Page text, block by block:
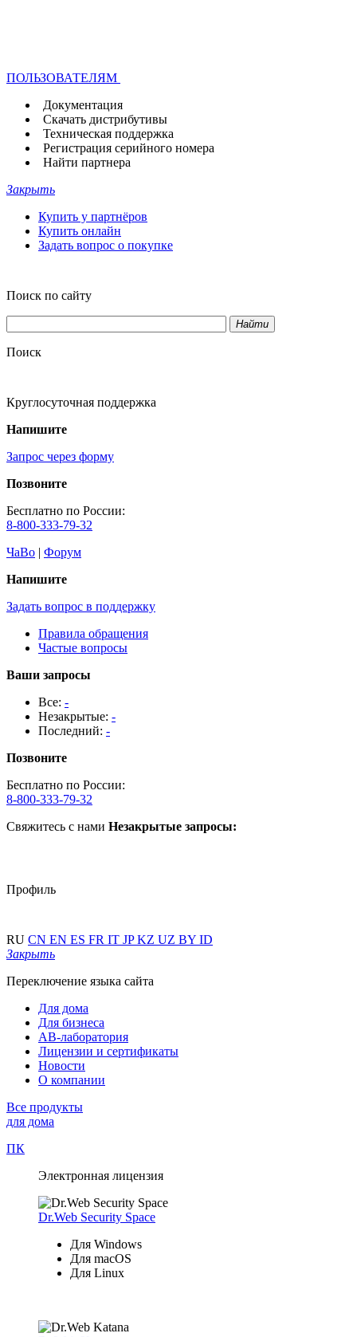
ПОЛЬЗОВАТЕЛЯМ
Документация
Скачать дистрибутивы
Техническая поддержка
Регистрация серийного номера
Найти партнера
Закрыть
Купить у партнёров
Купить онлайн
Задать вопрос о покупке
Поиск по сайту
Найти
Поиск
Круглосуточная поддержка
Напишите
Запрос через форму
Позвоните
Бесплатно по России:
8-800-333-79-32
ЧаВо | Форум
Напишите
Задать вопрос в поддержку
Правила обращения
Частые вопросы
Ваши запросы
Все: -
Незакрытые: -
Последний: -
Позвоните
Бесплатно по России:
8-800-333-79-32
Свяжитесь с нами Незакрытые запросы:
Профиль
RU CN EN ES FR IT JPKZ UZ BY ID
Закрыть
Переключение языка сайта
Для дома
Для бизнеса
АВ-лаборатория
Лицензии и сертификаты
Новости
О компании
Все продукты
для дома
ПК
Электронная лицензия
Dr.Web Security Space
Для Windows
Для macOS
Для Linux